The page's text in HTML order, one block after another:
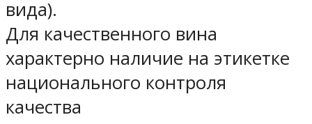
вида).
Для качественного вина
характерно наличие на этикетке
национального контроля
качества